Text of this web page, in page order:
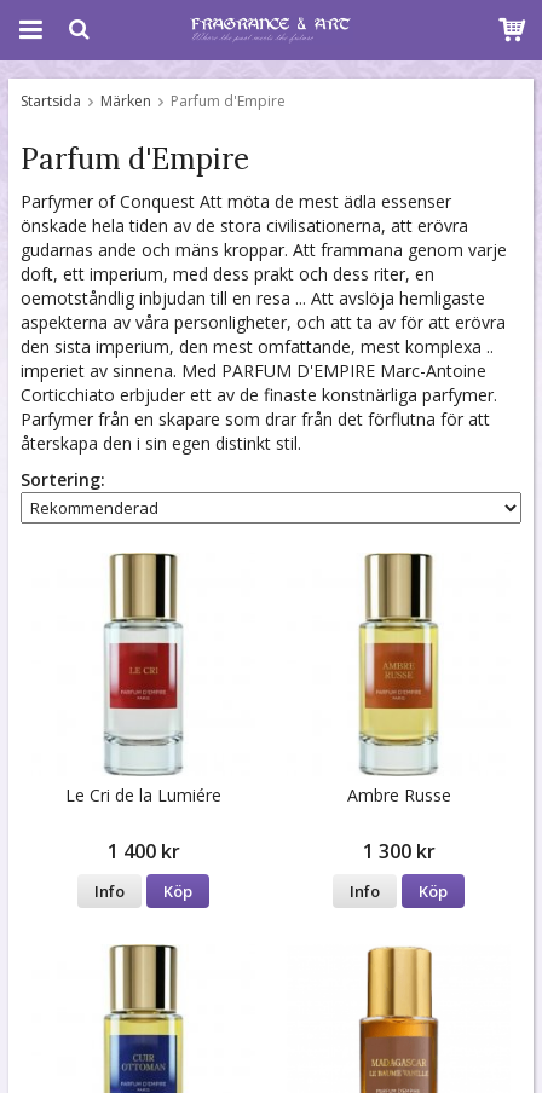
Startsida Märken Parfum d'Empire
Parfum d'Empire
Parfymer of Conquest Att möta de mest ädla essenser
önskade hela tiden av de stora civilisationerna, att erövra
gudarnas ande och mäns kroppar. Att frammana genom varje
doft, ett imperium, med dess prakt och dess riter, en
oemotståndlig inbjudan till en resa ... Att avslöja hemligaste
aspekterna av våra personligheter, och att ta av för att erövra
den sista imperium, den mest omfattande, mest komplexa ..
imperiet av sinnena. Med PARFUM D'EMPIRE Marc-Antoine
Corticchiato erbjuder ett av de finaste konstnärliga parfymer.
Parfymer från en skapare som drar från det förflutna för att
återskapa den i sin egen distinkt stil.
Sortering:
Le Cri de la Lumiére
1 400 kr
Info Köp
Ambre Russe
1 300 kr
Info Köp